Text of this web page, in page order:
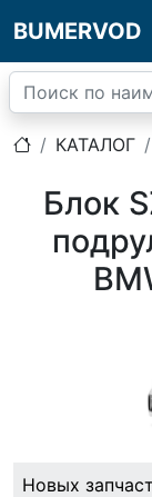
BUMERVOD
КАТАЛОГ
Блок
Новых